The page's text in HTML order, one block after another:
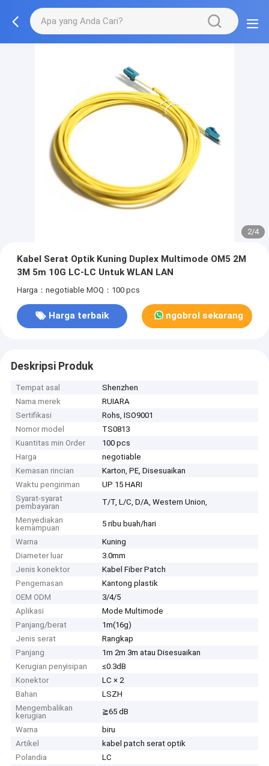
2/4
Kabel Serat Optik Kuning Duplex Multimode OM5 2M
3M 5m 10G LC-LC Untuk WLAN LAN
Harga：negotiable MOQ：100 pcs
Harga terbaik ngobrol sekarang
Deskripsi Produk
Tempat asal
Shenzhen
Nama merek
RUIARA
Sertifikasi
Rohs, ISO9001
Nomor model
TS0813
Kuantitas min Order
100 pcs
Harga
negotiable
Kemasan rincian
Karton, PE, Disesuaikan
Waktu pengiriman
UP 15 HARI
Syarat-syarat
pembayaran
T/T, L/C, D/A, Western Union,
Menyediakan
kemampuan
5 ribu buah/hari
Warna
Kuning
Diameter luar
3.0mm
Jenis konektor
Kabel Fiber Patch
Pengemasan
Kantong plastik
OEM ODM
3/4/5
Aplikasi
Mode Multimode
Panjang/berat
1m(16g)
Jenis serat
Rangkap
Panjang
1m 2m 3m atau Disesuaikan
Kerugian penyisipan
≤0.3dB
Konektor
LC × 2
Bahan
LSZH
Mengembalikan
kerugian
≧65 dB
Warna
biru
Artikel
kabel patch serat optik
Polandia
LC